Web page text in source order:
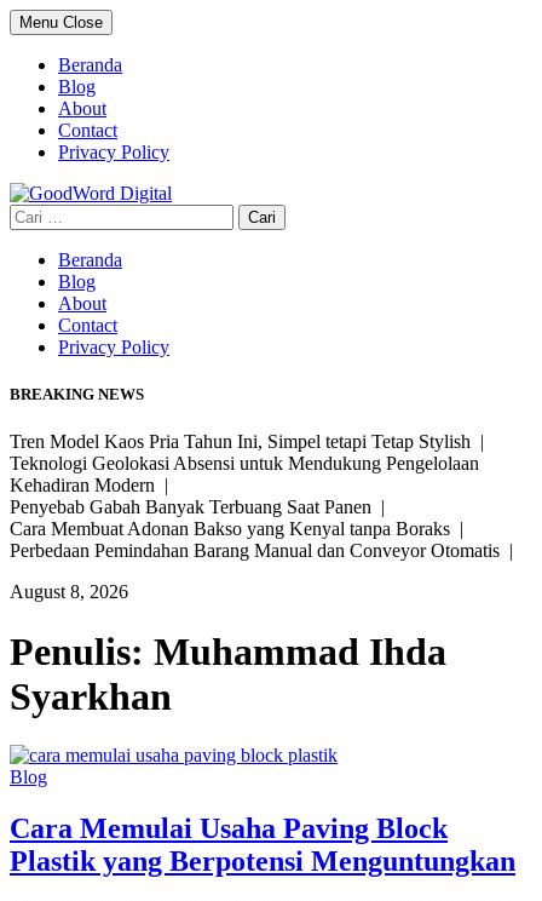
Skip
to
content
Menu Close
Beranda
Blog
About
Contact
Privacy Policy
Cari
untuk:
Beranda
Blog
About
Contact
Privacy Policy
BREAKING NEWS
Tren Model Kaos Pria Tahun Ini, Simpel tetapi Tetap Stylish |
Teknologi Geolokasi Absensi untuk Mendukung Pengelolaan
Kehadiran Modern |
Penyebab Gabah Banyak Terbuang Saat Panen |
Cara Membuat Adonan Bakso yang Kenyal tanpa Boraks |
Perbedaan Pemindahan Barang Manual dan Conveyor Otomatis |
August 8, 2026
Penulis: Muhammad Ihda
Syarkhan
Blog
Cara Memulai Usaha Paving Block
Plastik yang Berpotensi Menguntungkan